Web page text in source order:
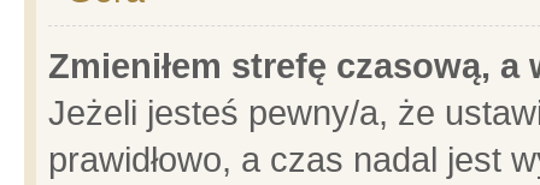
Zmieniłem strefę czasową,
Jeżeli jesteś pewny/a, że
prawidłowo, a czas nadal jest